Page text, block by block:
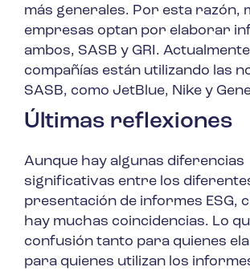
más generales. Por esta razón,
empresas optan por elaborar
ambos, SASB y GRI.
compañías están utilizando las
SASB, como JetBlue, Nike y
Últimas reflexiones
Aunque hay algunas diferencias
significativas entre los
presentación de informes ESG,
hay muchas coincidencias. Lo
confusión tanto para quienes
para quienes utilizan los